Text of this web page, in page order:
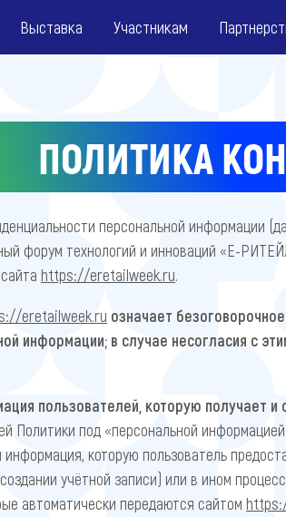
Выставка Участникам
ПОЛИТИКА
персональной информации
форум технологий и инноваций «Е-
https://eretailweek.ru.
eretailweek.ru означает
информации; в случае несогласия с
пользователей, которую получает и
Политики под «персональной
информация, которую пользователь
учётной записи) или в ином
автоматически передаются сайтом